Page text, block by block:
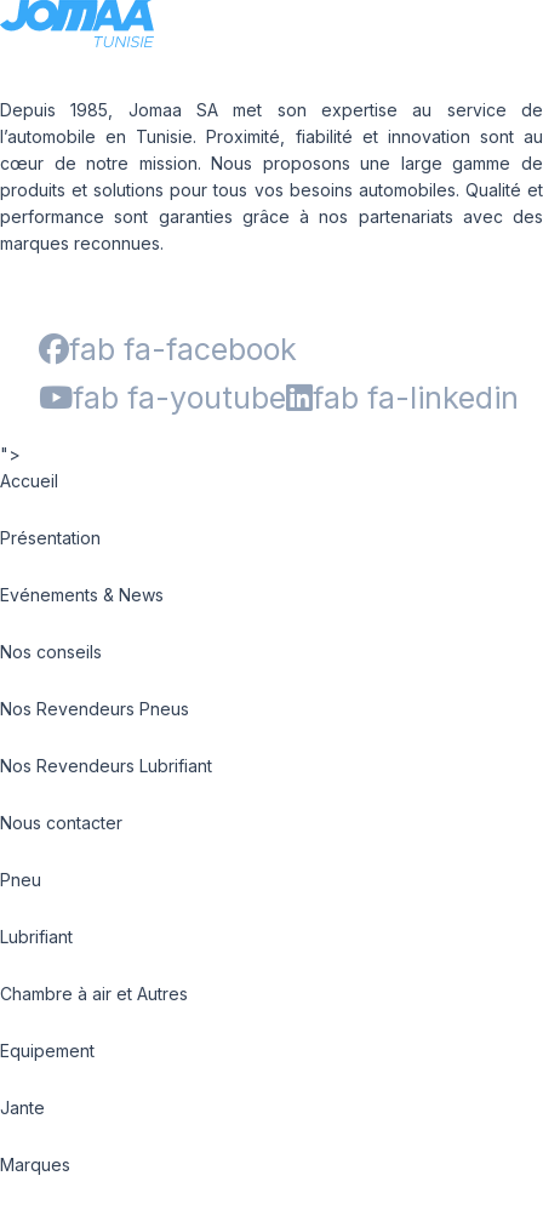
Depuis 1985, Jomaa SA met son expertise au service de
l’automobile en Tunisie. Proximité, fiabilité et innovation sont au
cœur de notre mission. Nous proposons une large gamme de
produits et solutions pour tous vos besoins automobiles. Qualité et
performance sont garanties grâce à nos partenariats avec des
marques reconnues.
fab fa-facebook
fab fa-youtube
fab fa-linkedin
">
Accueil
Présentation
Evénements & News
Nos conseils
Nos Revendeurs Pneus
Nos Revendeurs Lubrifiant
Nous contacter
Pneu
Lubrifiant
Chambre à air et Autres
Equipement
Jante
Marques